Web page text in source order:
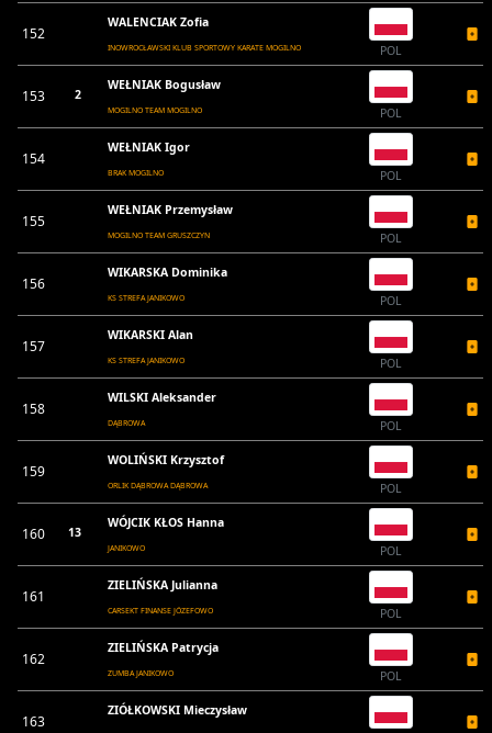
152
WALENCIAK Zofia
INOWROCŁAWSKI KLUB SPORTOWY KARATE MOGILNO POL
153 2
WEŁNIAK Bogusław
MOGILNO TEAM MOGILNO POL
154
WEŁNIAK Igor
BRAK MOGILNO POL
155
WEŁNIAK Przemysław
MOGILNO TEAM GRUSZCZYN POL
156
WIKARSKA Dominika
KS STREFA JANIKOWO POL
157
WIKARSKI Alan
KS STREFA JANIKOWO POL
158
WILSKI Aleksander
DĄBROWA POL
159
WOLIŃSKI Krzysztof
ORLIK DĄBROWA DĄBROWA POL
160 13
WÓJCIK KŁOS Hanna
JANIKOWO POL
161
ZIELIŃSKA Julianna
CARSEKT FINANSE JÓZEFOWO POL
162
ZIELIŃSKA Patrycja
ZUMBA JANIKOWO POL
163
ZIÓŁKOWSKI Mieczysław